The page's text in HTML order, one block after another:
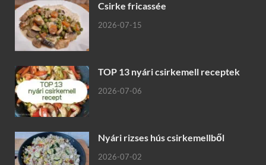
Csirke fricassée
2026-07-15
TOP 13 nyári csirkemell receptek
2026-07-06
Nyári rizses hús csirkemellből
2026-07-02